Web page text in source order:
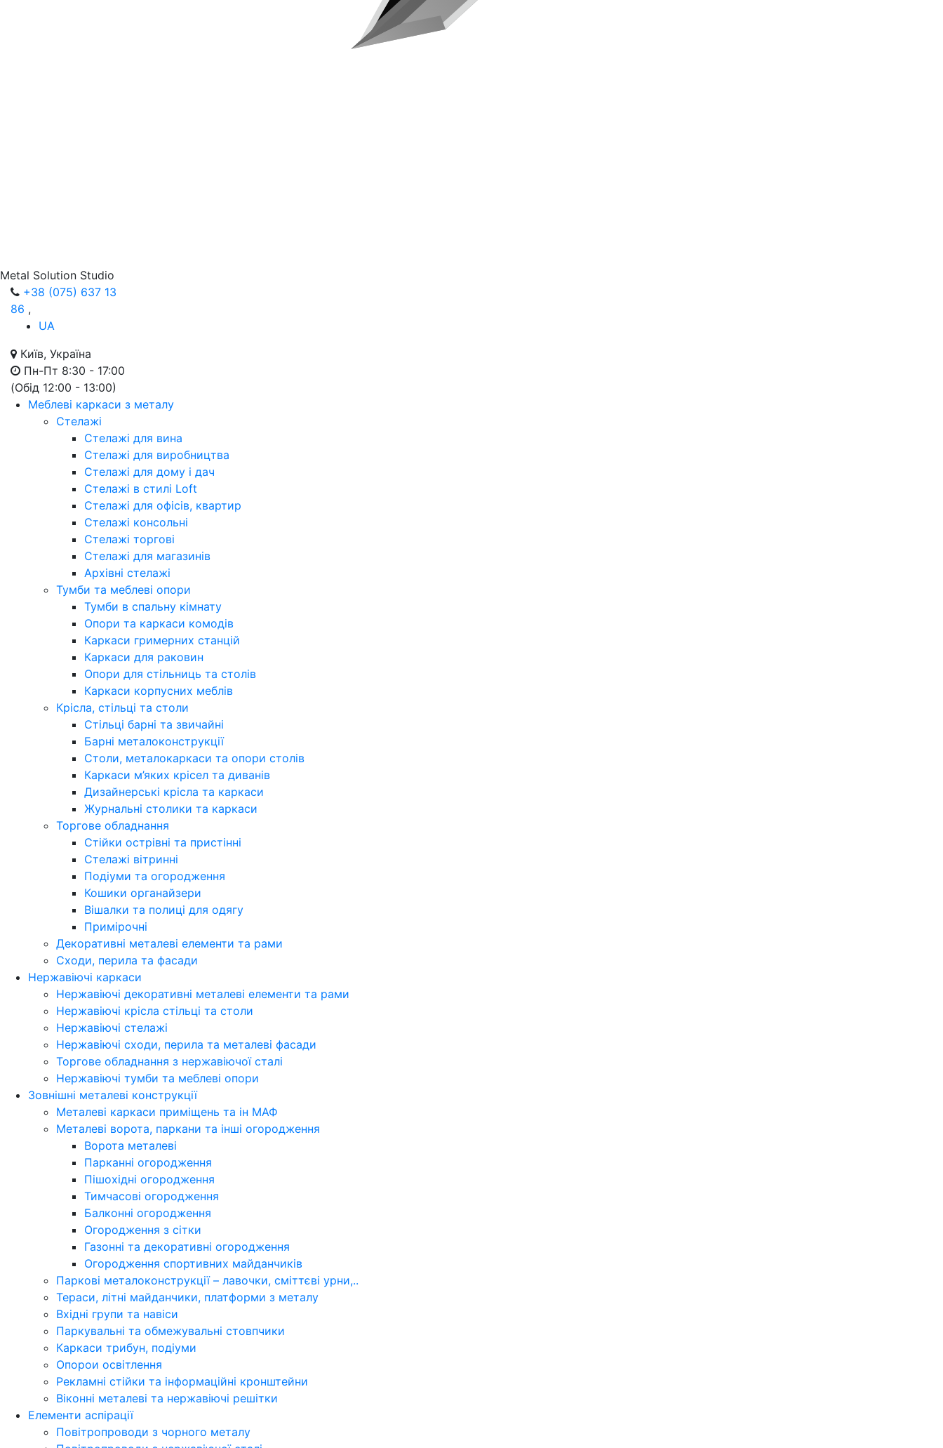
Metal Solution Studio
+38 (075) 637 13
86 ,
UA
Київ, Україна
Пн-Пт 8:30 - 17:00
(Обід 12:00 - 13:00)
Меблеві каркаси з металу
Стелажі
Стелажі для вина
Стелажі для виробництва
Стелажі для дому і дач
Стелажі в стилі Loft
Стелажі для офісів, квартир
Стелажі консольні
Стелажі торгові
Стелажі для магазинів
Архівні стелажі
Тумби та меблеві опори
Тумби в спальну кімнату
Опори та каркаси комодів
Каркаси гримерних станцій
Каркаси для раковин
Опори для стільниць та столів
Каркаси корпусних меблів
Крісла, стільці та столи
Стільці барні та звичайні
Барні металоконструкції
Столи, металокаркаси та опори столів
Каркаси м’яких крісел та диванів
Дизайнерські крісла та каркаси
Журнальні столики та каркаси
Торгове обладнання
Стійки острівні та пристінні
Стелажі вітринні
Подіуми та огородження
Кошики органайзери
Вішалки та полиці для одягу
Примірочні
Декоративні металеві елементи та рами
Сходи, перила та фасади
Нержавіючі каркаси
Нержавіючі декоративні металеві елементи та рами
Нержавіючі крісла стільці та столи
Нержавіючі стелажі
Нержавіючі сходи, перила та металеві фасади
Торгове обладнання з нержавіючої сталі
Нержавіючі тумби та меблеві опори
Зовнішні металеві конструкції
Металеві каркаси приміщень та ін МАФ
Металеві ворота, паркани та інші огородження
Ворота металеві
Парканні огородження
Пішохідні огородження
Тимчасові огородження
Балконні огородження
Огородження з сітки
Газонні та декоративні огородження
Огородження спортивних майданчиків
Паркові металоконструкції – лавочки, сміттєві урни,..
Тераси, літні майданчики, платформи з металу
Вхідні групи та навіси
Паркувальні та обмежувальні стовпчики
Каркаси трибун, подіуми
Опорои освітлення
Рекламні стійки та інформаційні кронштейни
Віконні металеві та нержавіючі решітки
Елементи аспірації
Повітропроводи з чорного металу